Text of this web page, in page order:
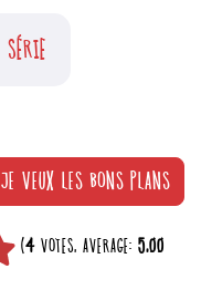
SÉRIE
JE VEUX LES BONS PLANS
(4VOTES, AVERAGE: 5,00